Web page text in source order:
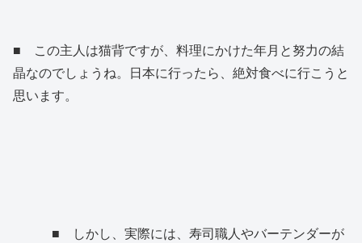
■ この主人は猫背ですが、料理にかけた年月と努力の結
晶なのでしょうね。日本に行ったら、絶対食べに行こうと
思います。
■ しかし、実際には、寿司職人やバーテンダーが